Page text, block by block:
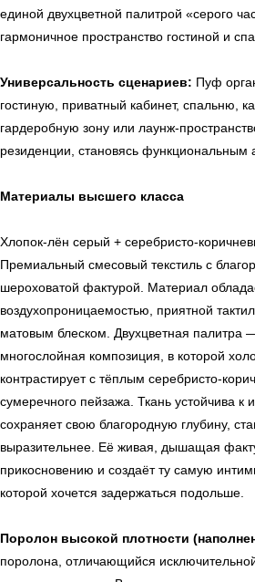
единой двухцветной палитрой «серого
гармоничное пространство гостиной и
Универсальность сценариев: Пуф
гостиную, приватный кабинет, спальню,
гардеробную зону или лаунж-
резиденции, становясь функциональным
Материалы высшего класса
Хлопок-лён серый + серебристо-
Премиальный смесовый текстиль с
шероховатой фактурой. Материал
воздухопроницаемостью, приятной
матовым блеском. Двухцветная палитра
многослойная композиция, в которой
контрастирует с тёплым серебристо-
сумеречного пейзажа. Ткань устойчива к
сохраняет свою благородную глубину,
выразительнее. Её живая, дышащая
прикосновению и создаёт ту самую
которой хочется задержаться подольше.
Поролон высокой плотности
поролона, отличающийся